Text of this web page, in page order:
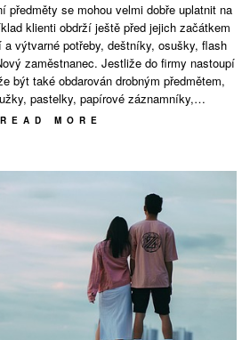
předměty se mohou velmi dobře uplatnit na
klienti obdrží ještě před jejich začátkem
výtvarné potřeby, deštníky, osušky, flash
zaměstnanec. Jestliže do firmy nastoupí
být také obdarován drobným předmětem,
pastelky, papírové záznamníky,…
READ MORE